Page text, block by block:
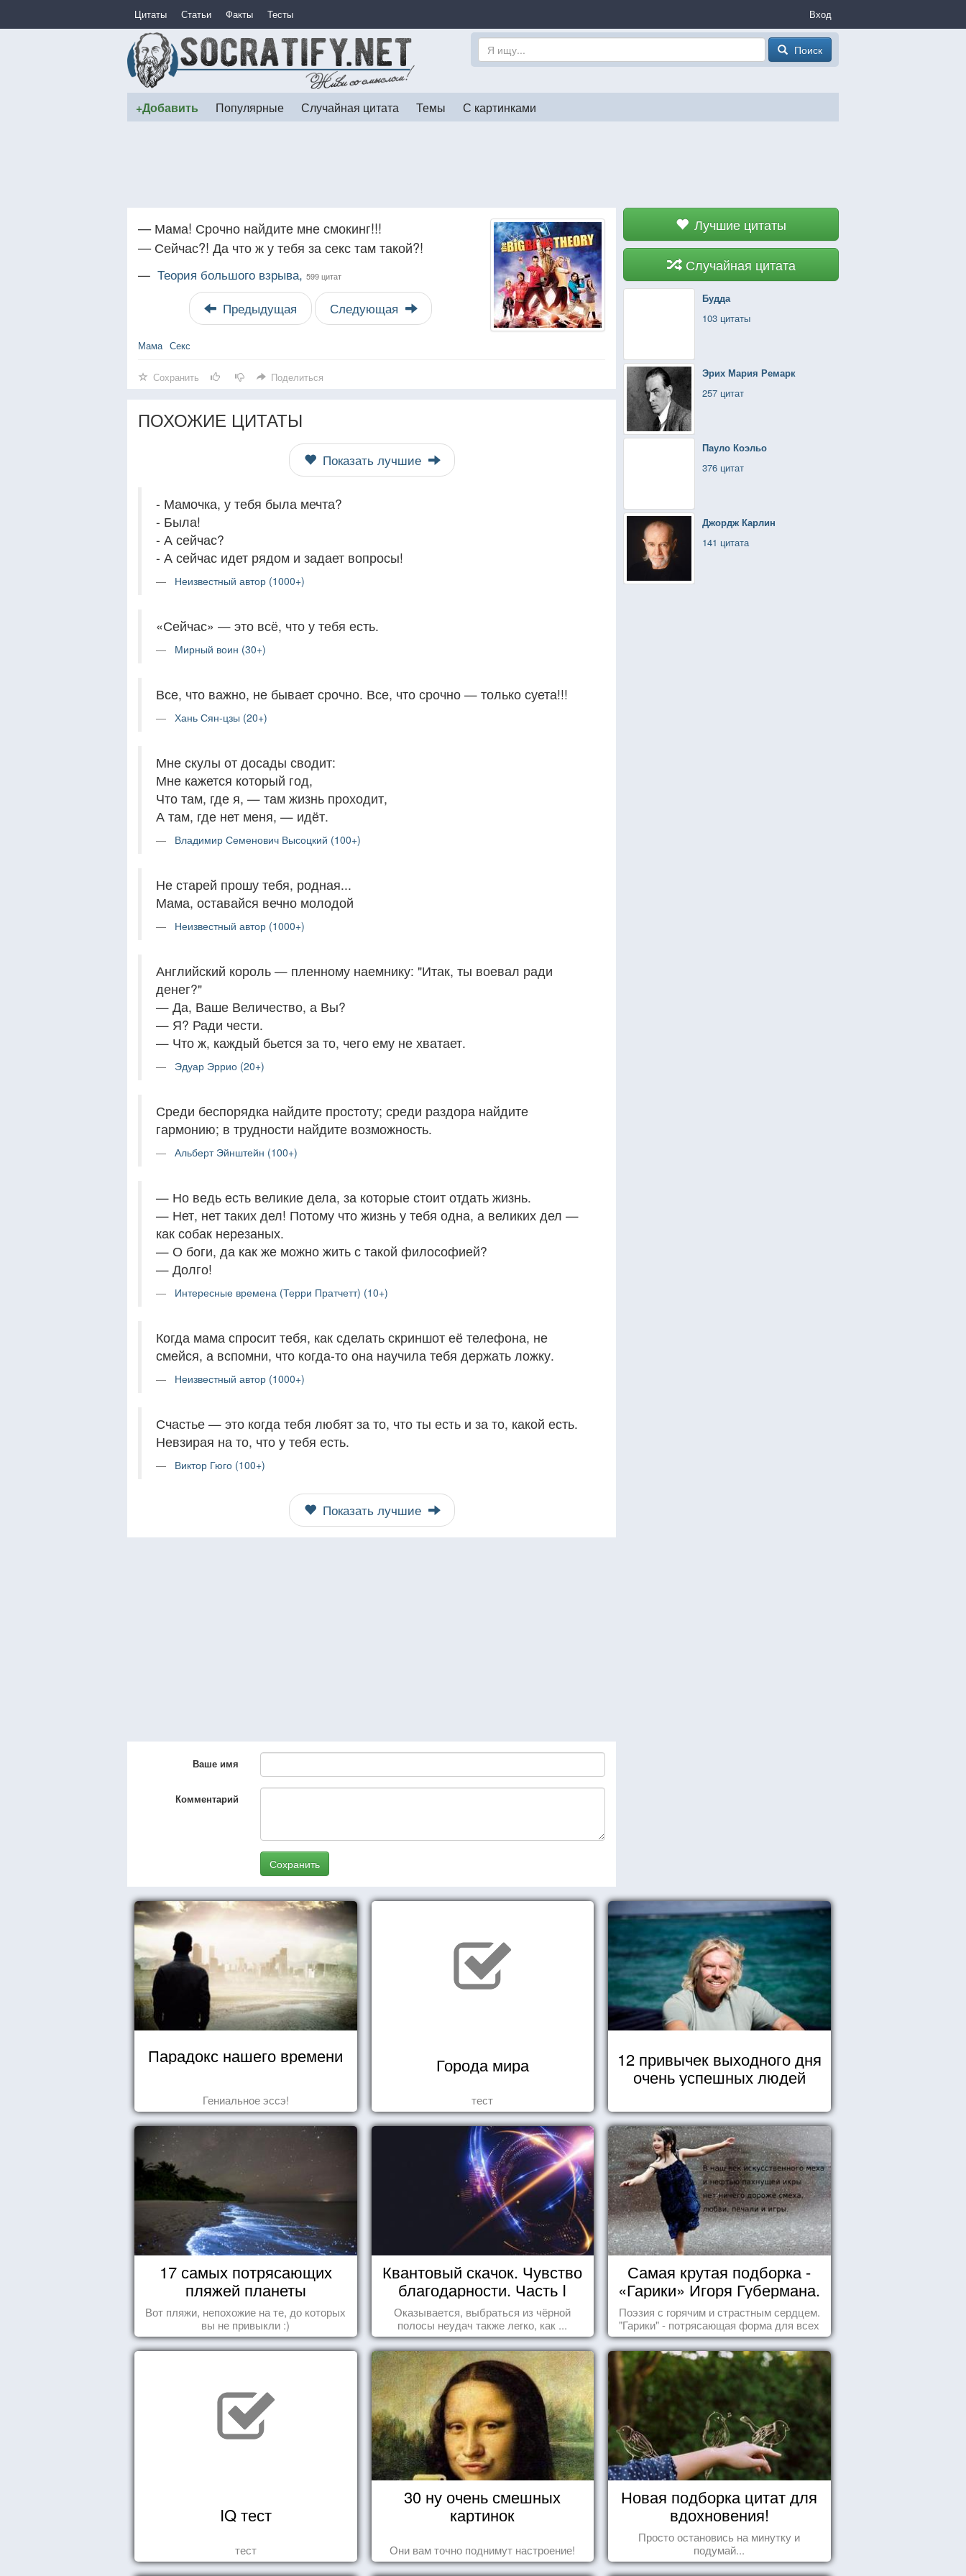
Цитаты Статьи Факты Тесты Вход
Поиск
+Добавить Популярные Случайная цитата Темы С картинками
Лучшие цитаты
Случайная цитата
Будда
103 цитаты
Эрих Мария Ремарк
257 цитат
Пауло Коэльо
376 цитат
Джордж Карлин
141 цитата
— Мама! Срочно найдите мне смокинг!!!
— Сейчас?! Да что ж у тебя за секс там такой?!
— Теория большого взрыва, 599 цитат
Предыдущая Следующая
Мама Секс
Сохранить Поделиться
ПОХОЖИЕ ЦИТАТЫ
Показать лучшие
- Мамочка, у тебя была мечта?
- Была!
- А сейчас?
- А сейчас идет рядом и задает вопросы!
Неизвестный автор (1000+)
«Сейчас» — это всё, что у тебя есть.
Мирный воин (30+)
Все, что важно, не бывает срочно. Все, что срочно — только суета!!!
Хань Сян-цзы (20+)
Мне скулы от досады сводит:
Мне кажется который год,
Что там, где я, — там жизнь проходит,
А там, где нет меня, — идёт.
Владимир Семенович Высоцкий (100+)
Не старей прошу тебя, родная...
Мама, оставайся вечно молодой
Неизвестный автор (1000+)
Английский король — пленному наемнику: "Итак, ты воевал ради
денег?"
— Да, Ваше Величество, а Вы?
— Я? Ради чести.
— Что ж, каждый бьется за то, чего ему не хватает.
Эдуар Эррио (20+)
Среди беспорядка найдите простоту; среди раздора найдите
гармонию; в трудности найдите возможность.
Альберт Эйнштейн (100+)
— Но ведь есть великие дела, за которые стоит отдать жизнь.
— Нет, нет таких дел! Потому что жизнь у тебя одна, а великих дел —
как собак нерезаных.
— О боги, да как же можно жить с такой философией?
— Долго!
Интересные времена (Терри Пратчетт) (10+)
Когда мама спросит тебя, как сделать скриншот её телефона, не
смейся, а вспомни, что когда-то она научила тебя держать ложку.
Неизвестный автор (1000+)
Счастье — это когда тебя любят за то, что ты есть и за то, какой есть.
Невзирая на то, что у тебя есть.
Виктор Гюго (100+)
Показать лучшие
Ваше имя
Комментарий
Сохранить
Парадокс нашего времени
Гениальное эссэ!
Города мира
тест
12 привычек выходного дня
очень успешных людей
17 самых потрясающих
пляжей планеты
Вот пляжи, непохожие на те, до которых
вы не привыкли :)
Квантовый скачок. Чувство
благодарности. Часть I
Оказывается, выбраться из чёрной
полосы неудач также легко, как ...
Самая крутая подборка -
«Гарики» Игоря Губермана.
Читайте, получайте
удовольствие!
Поэзия с горячим и страстным сердцем.
"Гарики" - потрясающая форма для всех
случаев жизни.
IQ тест
тест
30 ну очень смешных
картинок
Они вам точно поднимут настроение!
Новая подборка цитат для
вдохновения!
Просто остановись на минутку и
подумай...